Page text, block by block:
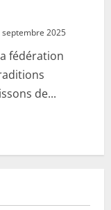
septembre 2025
fédération
de...